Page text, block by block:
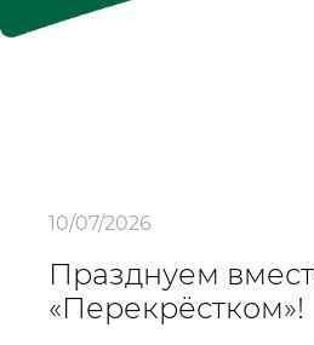
10/07/2026
Празднуем
«Перекрёстком»!